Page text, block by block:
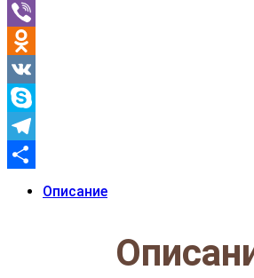
WhatsApp
Viber
Odnoklassniki
VK
Skype
Telegram
Отправить
Описание